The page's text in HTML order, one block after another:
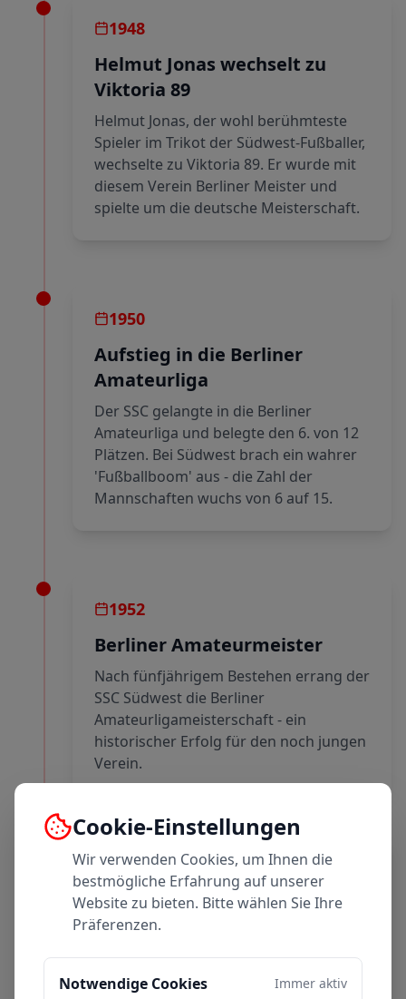
1948
Helmut Jonas wechselt zu
Viktoria 89
Helmut Jonas, der wohl berühmteste
Spieler im Trikot der Südwest-Fußballer,
wechselte zu Viktoria 89. Er wurde mit
diesem Verein Berliner Meister und
spielte um die deutsche Meisterschaft.
1950
Aufstieg in die Berliner
Amateurliga
Der SSC gelangte in die Berliner
Amateurliga und belegte den 6. von 12
Plätzen. Bei Südwest brach ein wahrer
'Fußballboom' aus - die Zahl der
Mannschaften wuchs von 6 auf 15.
1952
Berliner Amateurmeister
Nach fünfjährigem Bestehen errang der
SSC Südwest die Berliner
Amateurligameisterschaft - ein
historischer Erfolg für den noch jungen
Verein.
1952/53
In Deutschlands höchster
Spielklasse
höchster Spielklasse und war
Cookie-Einstellungen
Wir verwenden Cookies, um Ihnen die
bestmögliche Erfahrung auf unserer
Website zu bieten. Bitte wählen Sie Ihre
Präferenzen.
Notwendige Cookies
Immer aktiv